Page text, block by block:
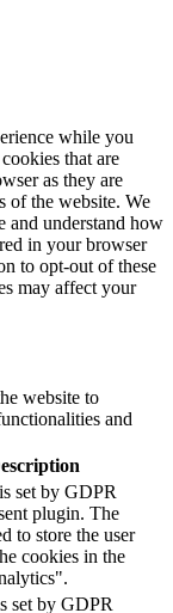
while you
that are
as they are
of the website. We
and understand how
in your browser
to opt-out of these
may affect your
website to
and
set by GDPR
plugin. The
to store the user
cookies in the
set by GDPR